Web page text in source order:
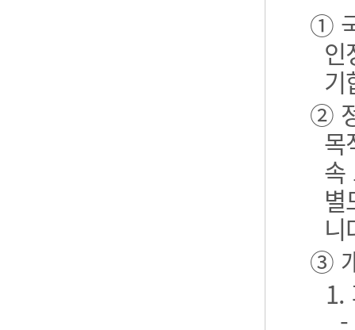
①
인
기
②
목
속
니
③
1.
-